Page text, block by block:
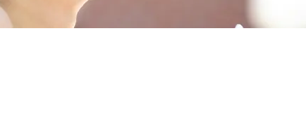
コース・料金・入会案内